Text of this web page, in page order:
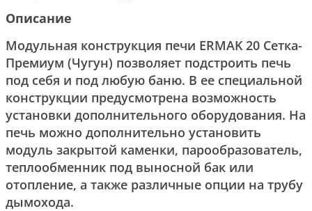
Описание
Модульная конструкция печи ERMAK 20 Сетка-
Премиум (Чугун) позволяет подстроить печь
под себя и под любую баню. В ее специальной
конструкции предусмотрена возможность
установки дополнительного оборудования. На
печь можно дополнительно установить
модуль закрытой каменки, парообразователь,
теплообменник под выносной бак или
отопление, а также различные опции на трубу
дымохода.